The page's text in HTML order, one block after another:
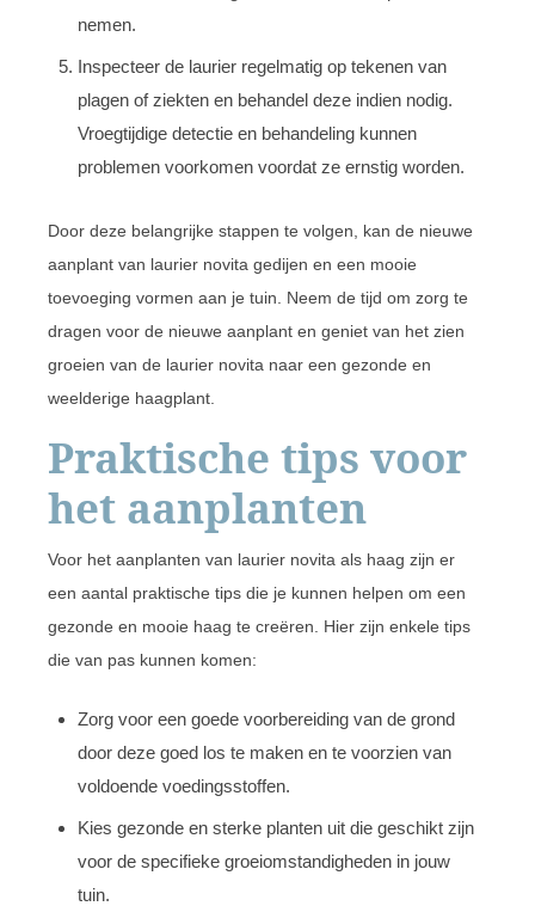
nemen.
Inspecteer de laurier regelmatig op tekenen van
plagen of ziekten en behandel deze indien nodig.
Vroegtijdige detectie en behandeling kunnen
problemen voorkomen voordat ze ernstig worden.
Door deze belangrijke stappen te volgen, kan de nieuwe
aanplant van laurier novita gedijen en een mooie
toevoeging vormen aan je tuin. Neem de tijd om zorg te
dragen voor de nieuwe aanplant en geniet van het zien
groeien van de laurier novita naar een gezonde en
weelderige haagplant.
Praktische tips voor
het aanplanten
Voor het aanplanten van laurier novita als haag zijn er
een aantal praktische tips die je kunnen helpen om een
gezonde en mooie haag te creëren. Hier zijn enkele tips
die van pas kunnen komen:
Zorg voor een goede voorbereiding van de grond
door deze goed los te maken en te voorzien van
voldoende voedingsstoffen.
Kies gezonde en sterke planten uit die geschikt zijn
voor de specifieke groeiomstandigheden in jouw
tuin.